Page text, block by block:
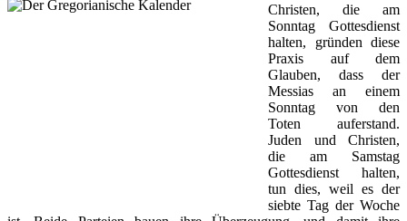
Christen, die am
Sonntag Gottesdienst
halten, gründen diese
Praxis auf dem
Glauben, dass der
Messias an einem
Sonntag von den
Toten auferstand.
Juden und Christen,
die am Samstag
Gottesdienst halten,
tun dies, weil es der
siebte Tag der Woche